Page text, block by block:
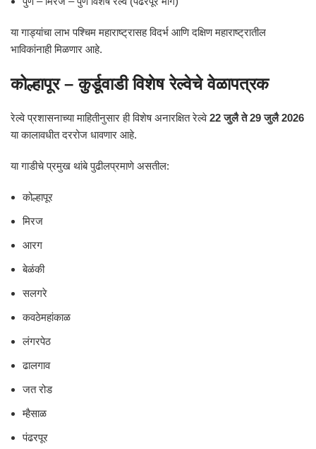
या गाड्यांचा लाभ पश्चिम महाराष्ट्रासह विदर्भ आणि दक्षिण महाराष्ट्रातील
भाविकांनाही मिळणार आहे.
कोल्हापूर – कुर्डूवाडी विशेष रेल्वेचे वेळापत्रक
रेल्वे प्रशासनाच्या माहितीनुसार ही विशेष अनारक्षित रेल्वे22 जुलै ते 29 जुलै 2026
या कालावधीत दररोज धावणार आहे.
या गाडीचे प्रमुख थांबे पुढीलप्रमाणे असतील:
कोल्हापूर
मिरज
आरग
बेळंकी
सलगरे
कवठेमहांकाळ
लंगरपेठ
ढालगाव
जत रोड
म्हैसाळ
पंढरपूर